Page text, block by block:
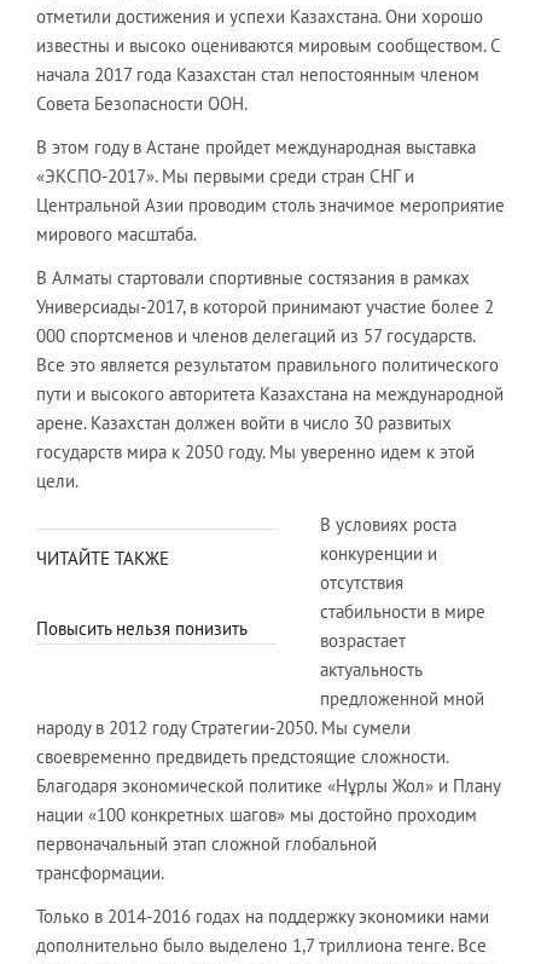
отметили достижения и успехи Казахстана. Они хорошо
известны и высоко оцениваются мировым сообществом. С
начала 2017 года Казахстан стал непостоянным членом
Совета Безопасности ООН.
В этом году в Астане пройдет международная выставка
«ЭКСПО-2017». Мы первыми среди стран СНГ и
Центральной Азии проводим столь значимое мероприятие
мирового масштаба.
В Алматы стартовали спортивные состязания в рамках
Универсиады-2017, в которой принимают участие более 2
000 спортсменов и членов делегаций из 57 государств.
Все это является результатом правильного политического
пути и высокого авторитета Казахстана на международной
арене. Казахстан должен войти в число 30 развитых
государств мира к 2050 году. Мы уверенно идем к этой
цели.
ЧИТАЙТЕ ТАКЖЕ
Повысить нельзя понизить
В условиях роста
конкуренции и
отсутствия
стабильности в мире
возрастает
актуальность
предложенной мной
народу в 2012 году Стратегии-2050. Мы сумели
своевременно предвидеть предстоящие сложности.
Благодаря экономической политике «Нұрлы Жол» и Плану
нации «100 конкретных шагов» мы достойно проходим
первоначальный этап сложной глобальной
трансформации.
Только в 2014-2016 годах на поддержку экономики нами
дополнительно было выделено 1,7 триллиона тенге. Все